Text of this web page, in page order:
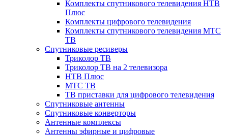
Комплекты спутникового телевидения НТВ
Плюс
Комплекты цифрового телевидения
Комплекты спутникового телевидения МТС
ТВ
Спутниковые ресиверы
Триколор ТВ
Триколор ТВ на 2 телевизора
НТВ Плюс
МТС ТВ
ТВ приставки для цифрового телевидения
Спутниковые антенны
Спутниковые конверторы
Антенные комплексы
Антенны эфирные и цифровые